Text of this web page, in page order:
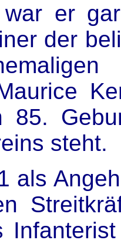
war er
der
85.
steht.
als